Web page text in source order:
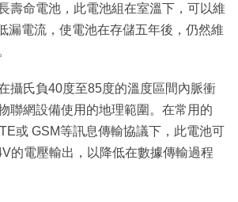
壽命電池，此電池組在室溫下，可以維
漏電流，使電池在存儲五年後，仍然維
攝氏負40度至85度的溫度區間內脈衝
聯網設備使用的地理範圍。在常用的
或 GSM等訊息傳輸協議下，此電池可
的電壓輸出，以降低在數據傳輸過程